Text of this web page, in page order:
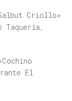
Criollo»
Taquería,
Cochino
El